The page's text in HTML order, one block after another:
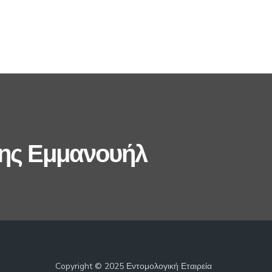
Εμμανουήλ
Copyright © 2025 Εντομολογική Εταιρεία